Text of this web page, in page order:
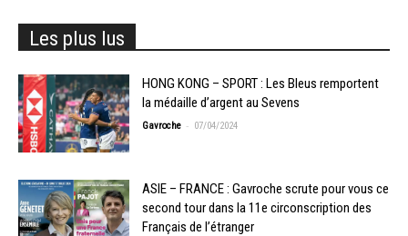
Les plus lus
HONG KONG – SPORT : Les Bleus remportent
la médaille d’argent au Sevens
Gavroche - 07/04/2024
ASIE – FRANCE : Gavroche scrute pour vous ce
second tour dans la 11e circonscription des
Français de l’étranger